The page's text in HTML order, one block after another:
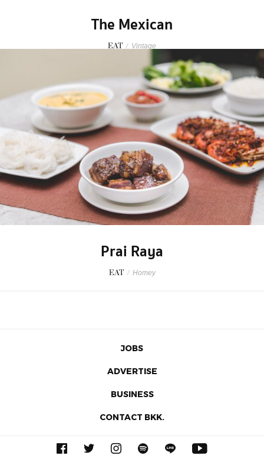
The Mexican
EAT / Vintage
Prai Raya
EAT / Homey
JOBS
ADVERTISE
BUSINESS
CONTACT BKK.